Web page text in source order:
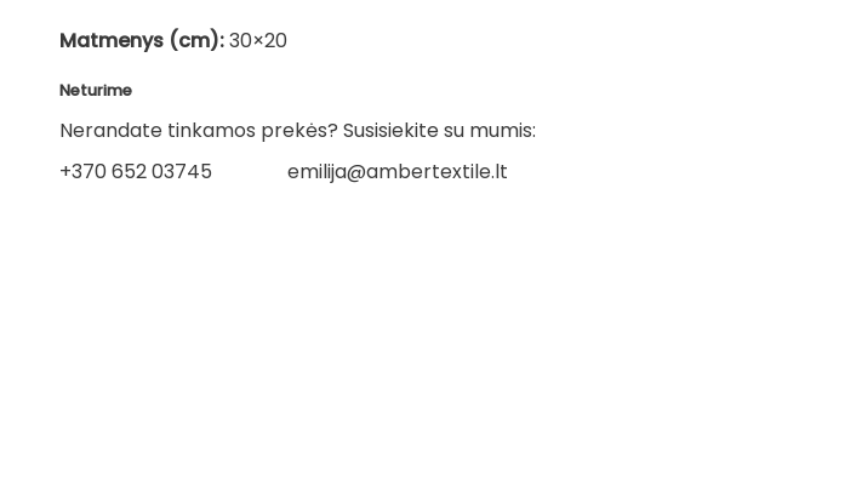
Matmenys (cm):30×20
Neturime
Nerandate tinkamos prekės? Susisiekite su mumis:
+370 652 03745
emilija@ambertextile.lt